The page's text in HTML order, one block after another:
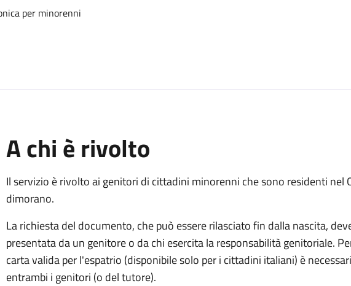
per minorenni
A chi è rivolto
Il servizio è rivolto ai genitori di cittadini minorenni che sono residenti nel
dimorano.
La richiesta del documento, che può essere rilasciato fin dalla nascita,
presentata da un genitore o da chi esercita la responsabilità genitoriale.
carta valida per l'espatrio (disponibile solo per i cittadini italiani) è
entrambi i genitori (o del tutore).